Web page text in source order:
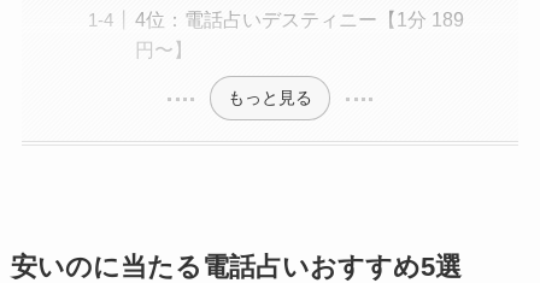
4位：電話占いデスティニー【1分 189
円〜】
もっと見る
安いのに当たる電話占いおすすめ5選